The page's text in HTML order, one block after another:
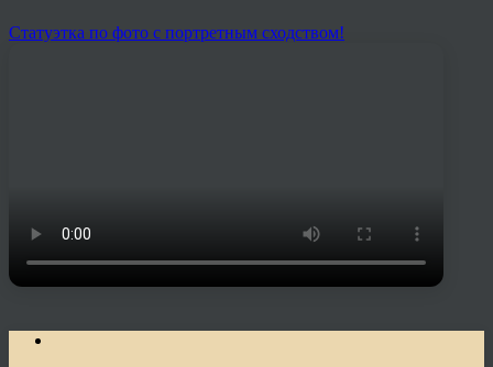
Статуэтка по фото с портретным сходством!